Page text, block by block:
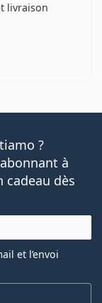
livraison
?
à
cadeau dès
et l’envoi